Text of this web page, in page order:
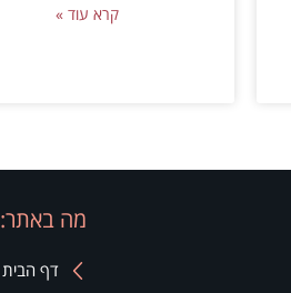
קרא עוד »
מה באתר:
דף הבית